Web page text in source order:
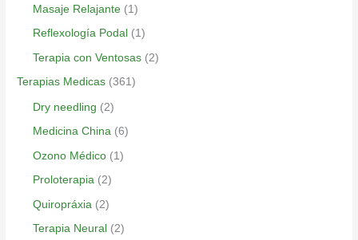
Masaje Relajante (1)
Reflexología Podal (1)
Terapia con Ventosas (2)
Terapias Medicas (361)
Dry needling (2)
Medicina China (6)
Ozono Médico (1)
Proloterapia (2)
Quiropráxia (2)
Terapia Neural (2)